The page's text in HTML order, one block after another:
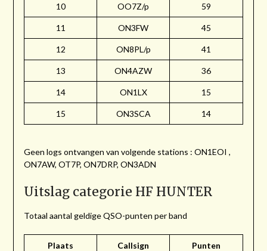
10 OO7Z/p 59
11 ON3FW 45
12 ON8PL/p 41
13 ON4AZW 36
14 ON1LX 15
15 ON3SCA 14
Geen logs ontvangen van volgende stations : ON1EOI ,
ON7AW, OT7P, ON7DRP, ON3ADN
Uitslag categorie HF HUNTER
Totaal aantal geldige QSO-punten per band
Plaats Callsign Punten